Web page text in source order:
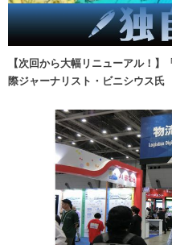
【次回から大幅リニューアル！
際ジャーナリスト・ビニシウス氏